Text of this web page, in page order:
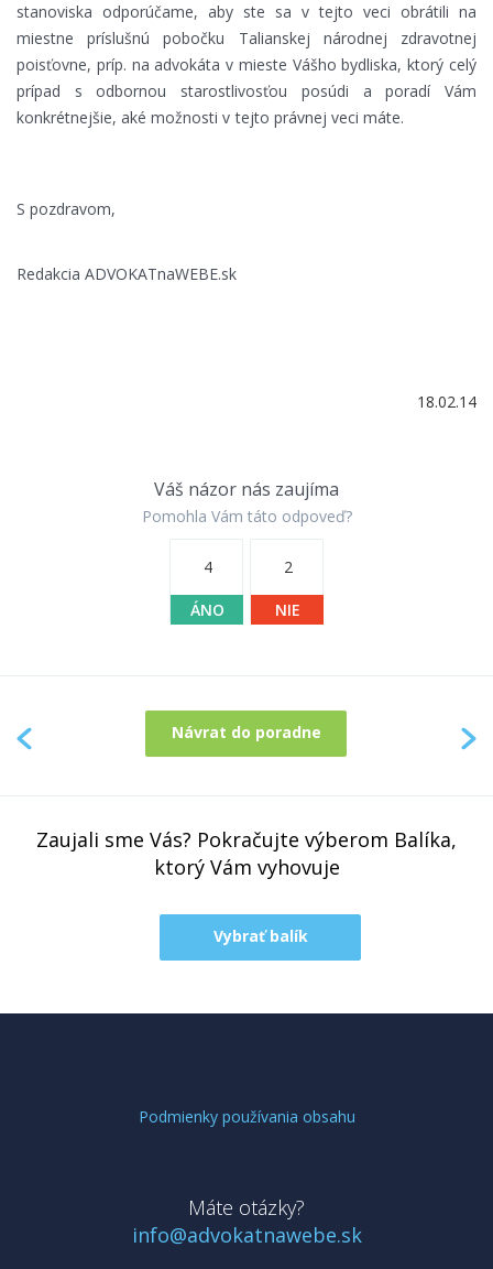
stanoviska odporúčame, aby ste sa v tejto veci obrátili na
miestne príslušnú pobočku Talianskej národnej zdravotnej
poisťovne, príp. na advokáta v mieste Vášho bydliska, ktorý celý
prípad s odbornou starostlivosťou posúdi a poradí Vám
konkrétnejšie, aké možnosti v tejto právnej veci máte.
S pozdravom,
Redakcia ADVOKATnaWEBE.sk
18.02.14
Váš názor nás zaujíma
Pomohla Vám táto odpoveď?
4
ÁNO
2
NIE
Návrat do poradne
Zaujali sme Vás? Pokračujte výberom Balíka,
ktorý Vám vyhovuje
Vybrať balík
Podmienky používania obsahu
Máte otázky?
info@advokatnawebe.sk